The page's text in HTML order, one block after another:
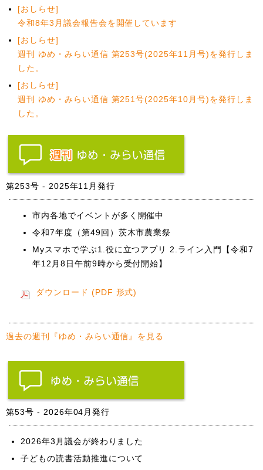
[おしらせ]
令和8年3月議会報告会を開催しています
[おしらせ]
週刊 ゆめ・みらい通信 第253号(2025年11月号)を発行しま
した。
[おしらせ]
週刊 ゆめ・みらい通信 第251号(2025年10月号)を発行しま
した。
第253号 - 2025年11月発行
市内各地でイベントが多く開催中
令和7年度（第49回）茨木市農業祭
Myスマホで学ぶ1.役に立つアプリ 2.ライン入門【令和7
年12月8日午前9時から受付開始】
ダウンロード (PDF 形式)
過去の週刊『ゆめ・みらい通信』を見る
第53号 - 2026年04月発行
2026年3月議会が終わりました
子どもの読書活動推進について